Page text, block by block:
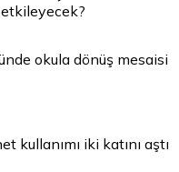
etkileyecek?
okula dönüş mesaisi
kullanımı iki katını aştı